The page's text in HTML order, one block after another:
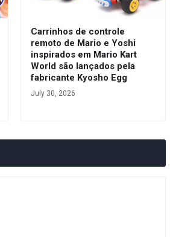
Carrinhos de controle
remoto de Mario e Yoshi
inspirados em Mario Kart
World são lançados pela
fabricante Kyosho Egg
July 30, 2026